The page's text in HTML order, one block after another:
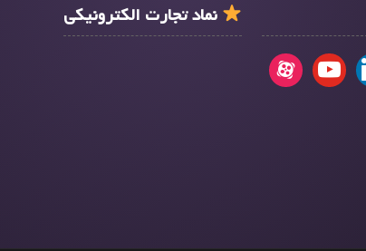
نماد تجارت الکترونیکی